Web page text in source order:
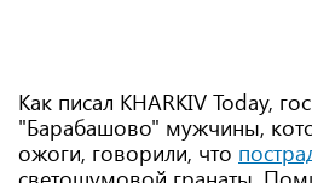
Как писал KHARKIV Today,
"Барабашово" мужчины,
ожоги, говорили, что